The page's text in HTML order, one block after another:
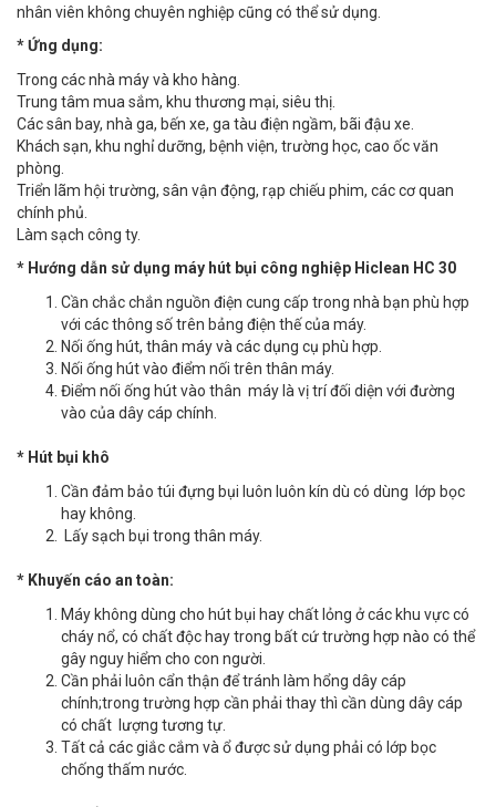
nhân viên không chuyên nghiệp cũng có thể sử dụng.
* Ứng dụng:
Trong các nhà máy và kho hàng.
Trung tâm mua sắm, khu thương mại, siêu thị.
Các sân bay, nhà ga, bến xe, ga tàu điện ngầm, bãi đậu xe.
Khách sạn, khu nghỉ dưỡng, bệnh viện, trường học, cao ốc văn
phòng.
Triển lãm hội trường, sân vận động, rạp chiếu phim, các cơ quan
chính phủ.
Làm sạch công ty.
* Hướng dẫn sử dụng máy hút bụi công nghiệp Hiclean HC 30
Cần chắc chắn nguồn điện cung cấp trong nhà bạn phù hợp
với các thông số trên bảng điện thế của máy.
Nối ống hút, thân máy và các dụng cụ phù hợp.
Nối ống hút vào điểm nối trên thân máy.
Điểm nối ống hút vào thân máy là vị trí đối diện với đường
vào của dây cáp chính.
* Hút bụi khô
Cần đảm bảo túi đựng bụi luôn luôn kín dù có dùng lớp bọc
hay không.
Lấy sạch bụi trong thân máy.
* Khuyến cáo an toàn:
Máy không dùng cho hút bụi hay chất lỏng ở các khu vực có
cháy nổ, có chất độc hay trong bất cứ trường hợp nào có thể
gây nguy hiểm cho con người.
Cần phải luôn cẩn thận để tránh làm hổng dây cáp
chính;trong trường hợp cần phải thay thì cần dùng dây cáp
có chất lượng tương tự.
Tất cả các giắc cắm và ổ được sử dụng phải có lớp bọc
chống thấm nước.